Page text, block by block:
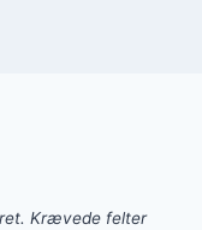
Krævede felter